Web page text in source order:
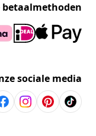
betaalmethoden
sociale media